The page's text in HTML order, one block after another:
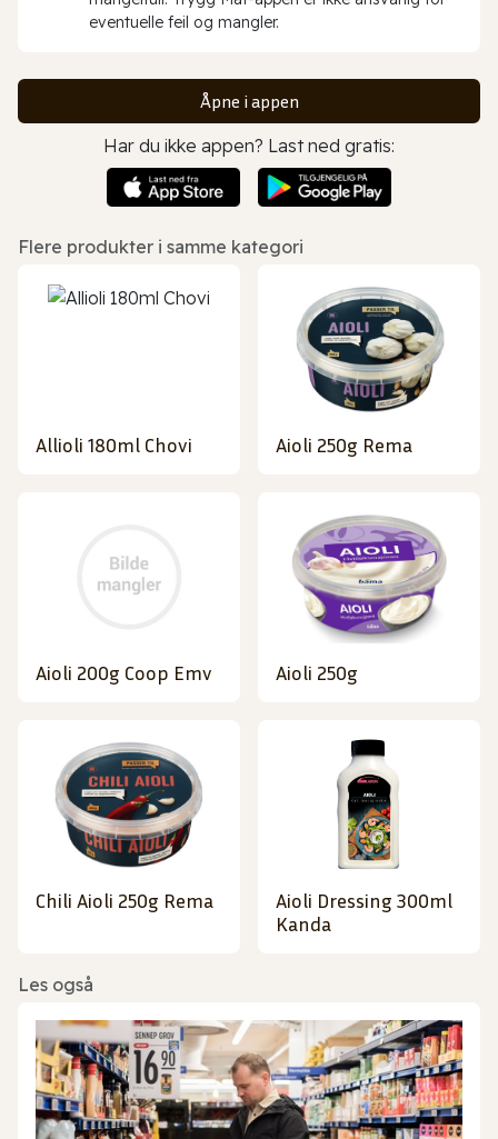
eventuelle feil og mangler.
Åpne i appen
Har du ikke appen? Last ned gratis:
Flere produkter i samme kategori
Allioli 180ml Chovi Aioli 250g Rema
Aioli 200g Coop Emv Aioli 250g
Chili Aioli 250g Rema
Aioli Dressing 300ml
Kanda
Les også